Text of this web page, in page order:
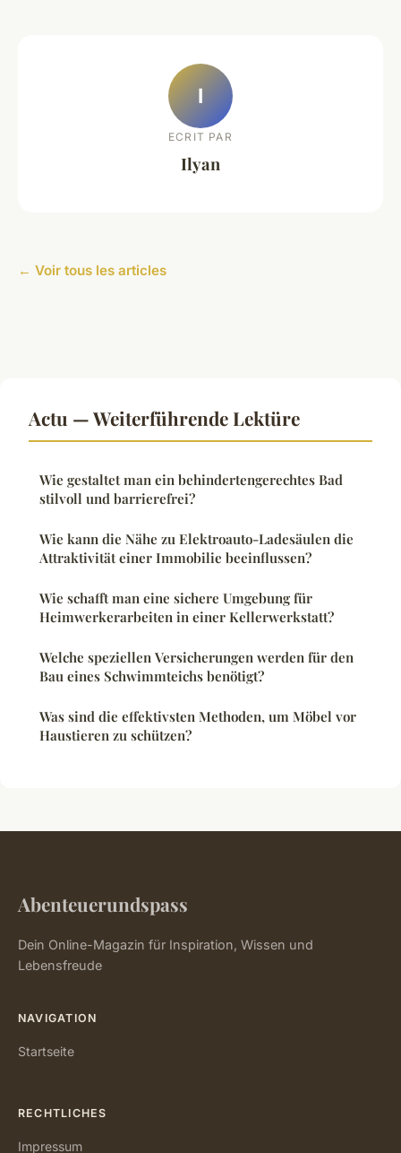
I
ECRIT PAR
Ilyan
← Voir tous les articles
Actu — Weiterführende Lektüre
Wie gestaltet man ein behindertengerechtes Bad
stilvoll und barrierefrei?
Wie kann die Nähe zu Elektroauto-Ladesäulen die
Attraktivität einer Immobilie beeinflussen?
Wie schafft man eine sichere Umgebung für
Heimwerkerarbeiten in einer Kellerwerkstatt?
Welche speziellen Versicherungen werden für den
Bau eines Schwimmteichs benötigt?
Was sind die effektivsten Methoden, um Möbel vor
Haustieren zu schützen?
Abenteuerundspass
Dein Online-Magazin für Inspiration, Wissen und
Lebensfreude
NAVIGATION
Startseite
RECHTLICHES
Impressum